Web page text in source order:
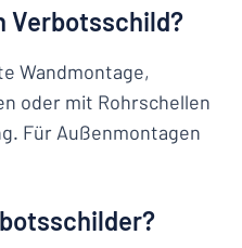
Verbotsschild?
Wandmontage,
oder mit Rohrschellen
Für Außenmontagen